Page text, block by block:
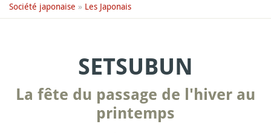
Société japonaise » Les Japonais
SETSUBUN
La fête du passage de l'hiver au
printemps